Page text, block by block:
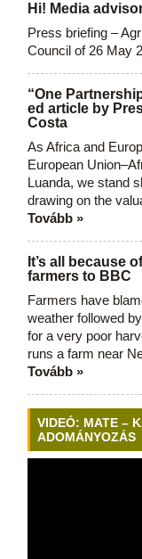
Hi! Media
Press briefing –
Council of 26 May
“One
ed article by
Costa
As Africa and
European
Luanda, we stand
drawing on the
Tovább »
It’s all because
farmers to BBC
Farmers have
weather followed
for a very poor
runs a farm near
Tovább »
VIDEÓ: MATE –
ADOMÁNYOZÁS